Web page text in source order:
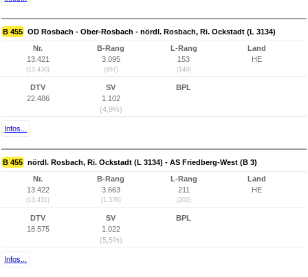
B 455 OD Rosbach - Ober-Rosbach - nördl. Rosbach, Ri. Ockstadt (L 3134)
Nr.
13.421
(13.430)
B-Rang
3.095
(897)
L-Rang
153
(149)
Land
HE
DTV
22.486
SV
1.102
(4,9%)
BPL
Infos...
B 455 nördl. Rosbach, Ri. Ockstadt (L 3134) - AS Friedberg-West (B 3)
Nr.
13.422
(13.431)
B-Rang
3.663
(1.376)
L-Rang
211
(202)
Land
HE
DTV
18.575
SV
1.022
(5,5%)
BPL
Infos...